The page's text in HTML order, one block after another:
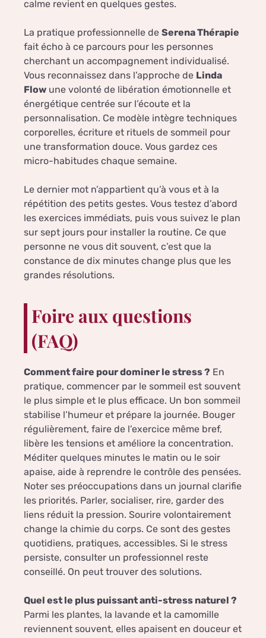
calme revient en quelques gestes.
La pratique professionnelle de Serena Thérapie
fait écho à ce parcours pour les personnes
cherchant un accompagnement individualisé.
Vous reconnaissez dans l’approche de Linda
Flow une volonté de libération émotionnelle et
énergétique centrée sur l’écoute et la
personnalisation. Ce modèle intègre techniques
corporelles, écriture et rituels de sommeil pour
une transformation douce. Vous gardez ces
micro-habitudes chaque semaine.
Le dernier mot n’appartient qu’à vous et à la
répétition des petits gestes. Vous testez d’abord
les exercices immédiats, puis vous suivez le plan
sur sept jours pour installer la routine. Ce que
personne ne vous dit souvent, c’est que la
constance de dix minutes change plus que les
grandes résolutions.
Foire aux questions
(FAQ)
Comment faire pour dominer le stress ? En
pratique, commencer par le sommeil est souvent
le plus simple et le plus efficace. Un bon sommeil
stabilise l’humeur et prépare la journée. Bouger
régulièrement, faire de l’exercice même bref,
libère les tensions et améliore la concentration.
Méditer quelques minutes le matin ou le soir
apaise, aide à reprendre le contrôle des pensées.
Noter ses préoccupations dans un journal clarifie
les priorités. Parler, socialiser, rire, garder des
liens réduit la pression. Sourire volontairement
change la chimie du corps. Ce sont des gestes
quotidiens, pratiques, accessibles. Si le stress
persiste, consulter un professionnel reste
conseillé. On peut trouver des solutions.
Quel est le plus puissant anti-stress naturel ?
Parmi les plantes, la lavande et la camomille
reviennent souvent, elles apaisent en douceur et